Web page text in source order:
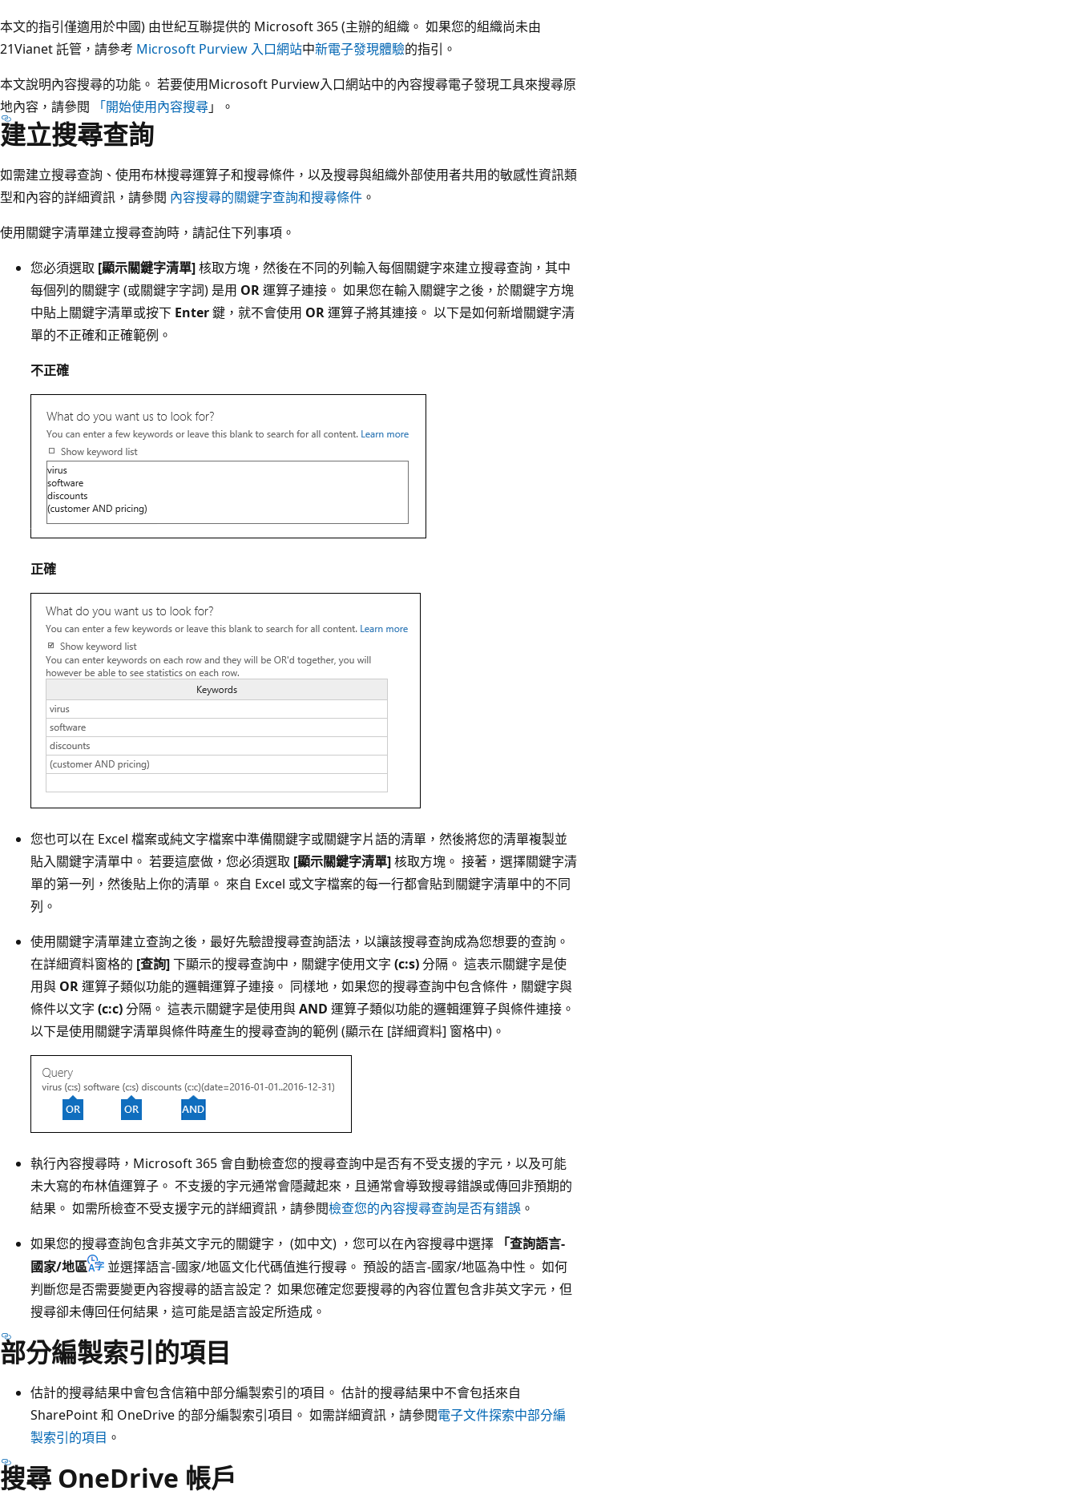
本文的指引僅適用於中國) 由世紀互聯提供的 Microsoft 365 (主辦的組織。 如果您的組織尚未由
21Vianet 託管，請參考 Microsoft Purview 入口網站中新電子發現體驗的指引。
本文說明內容搜尋的功能。 若要使用Microsoft Purview入口網站中的內容搜尋電子發現工具來搜尋原
地內容，請參閱
「開始使用內容搜尋」。
建立搜尋查詢
如需建立搜尋查詢、使用布林搜尋運算子和搜尋條件，以及搜尋與組織外部使用者共用的敏感性資訊類
型和內容的詳細資訊，請參閱 內容搜尋的關鍵字查詢和搜尋條件 。
使用關鍵字清單建立搜尋查詢時，請記住下列事項。
您必須選取 [顯示關鍵字清單]核取方塊，然後在不同的列輸入每個關鍵字來建立搜尋查詢，其中
每個列的關鍵字 (或關鍵字字詞) 是用 OR運算子連接。 如果您在輸入關鍵字之後，於關鍵字方塊
中貼上關鍵字清單或按下 Enter鍵，就不會使用 OR運算子將其連接。 以下是如何新增關鍵字清
單的不正確和正確範例。
不正確
正確
您也可以在 Excel 檔案或純文字檔案中準備關鍵字或關鍵字片語的清單，然後將您的清單複製並
貼入關鍵字清單中。 若要這麼做，您必須選取 [顯示關鍵字清單]核取方塊。 接著，選擇關鍵字清
單的第一列，然後貼上你的清單。 來自 Excel 或文字檔案的每一行都會貼到關鍵字清單中的不同
列。
使用關鍵字清單建立查詢之後，最好先驗證搜尋查詢語法，以讓該搜尋查詢成為您想要的查詢。
在詳細資料窗格的 [查詢]下顯示的搜尋查詢中，關鍵字使用文字 (c:s)分隔。 這表示關鍵字是使
用與 OR運算子類似功能的邏輯運算子連接。 同樣地，如果您的搜尋查詢中包含條件，關鍵字與
條件以文字 (c:c)分隔。 這表示關鍵字是使用與AND 運算子類似功能的邏輯運算子與條件連接。
以下是使用關鍵字清單與條件時產生的搜尋查詢的範例 (顯示在 [詳細資料] 窗格中)。
執行內容搜尋時，Microsoft 365 會自動檢查您的搜尋查詢中是否有不受支援的字元，以及可能
未大寫的布林值運算子。 不支援的字元通常會隱藏起來，且通常會導致搜尋錯誤或傳回非預期的
結果。 如需所檢查不受支援字元的詳細資訊，請參閱檢查您的內容搜尋查詢是否有錯誤 。
如果您的搜尋查詢包含非英文字元的關鍵字， (如中文) ，您可以在內容搜尋中選擇
「查詢語言-
國家/地區
並選擇語言-國家/地區文化代碼值進行搜尋。 預設的語言-國家/地區為中性。 如何
判斷您是否需要變更內容搜尋的語言設定？ 如果您確定您要搜尋的內容位置包含非英文字元，但
搜尋卻未傳回任何結果，這可能是語言設定所造成。
部分編製索引的項目
估計的搜尋結果中會包含信箱中部分編製索引的項目。 估計的搜尋結果中不會包括來自
SharePoint 和 OneDrive 的部分編製索引項目。 如需詳細資訊，請參閱電子文件探索中部分編
製索引的項目 。
搜尋 OneDrive 帳戶